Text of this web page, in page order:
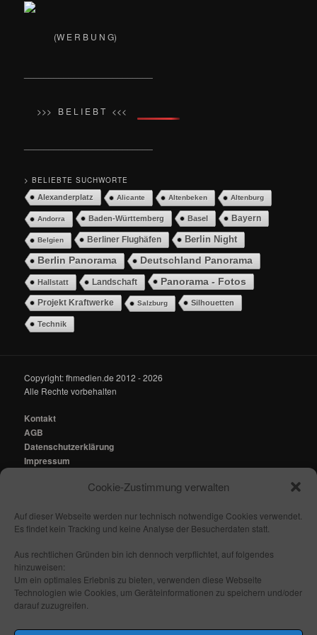
Cookie-Zustimmung verwalten
Auf dieser Webseite werden nur technisch notwendige Cookies verwendet.
Es findet kein Tracking und keine Analyse der Besucherdaten statt.
Aus rechtlichen Gründen bin ich dennoch verpflichtet, auf folgendes
hinzuweisen:
Um ein optimales Erlebnis zu bieten, verwenden diese Webseite
Technologien wie Cookies, um Geräteinformationen zu speichern und/oder
darauf zuzugreifen.
(W E R B U N G)
>>> B E L I E B T <<<
> BELIEBTE SUCHWORTE
Alexanderplatz Alicante Altenbeken Altenburg
Andorra Baden-Württemberg Basel Bayern
Belgien Berliner Flughäfen
Berlin Night
Berlin Panorama
Deutschland Panorama
Hallstatt Landschaft Panorama - Fotos
Projekt Kraftwerke Salzburg Silhouetten
Technik
Copyright: fhmedien.de 2012 - 2026
Alle Rechte vorbehalten
Kontakt
AGB
Datenschutzerklärung
Impressum
mail@fhmedien.de
Nach oben/ Seitenanfang
Folge mir: